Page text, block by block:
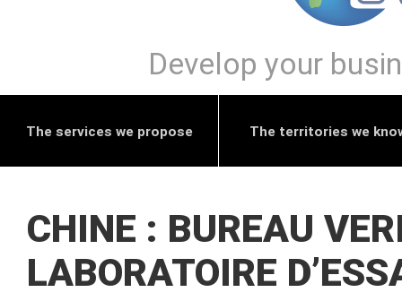
Develop your
The services we propose The territories we
CHINE : BUREAU
LABORATOIRE